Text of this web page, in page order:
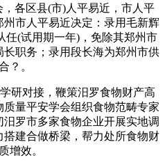
，各区县(市)人平易近，市人平
市人平易近决定：录用毛新辉
任(试用期一年)，免除其郑州市
职务；录用段长海为郑州市供
？。
对接，鞭策汨罗食物财产高
量平安学会组织食物范畴专家
罗市多家食物企业开展实地调
建合做桥梁，帮力处所食物财
增效。